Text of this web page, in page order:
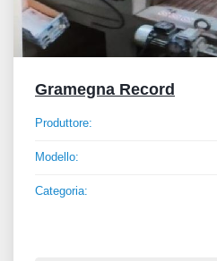
Gramegna Record
Produttore:
Modello:
Categoria: